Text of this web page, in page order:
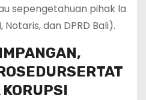
sepengetahuan pihak la
Notaris, dan DPRD Bali).
SERTAT